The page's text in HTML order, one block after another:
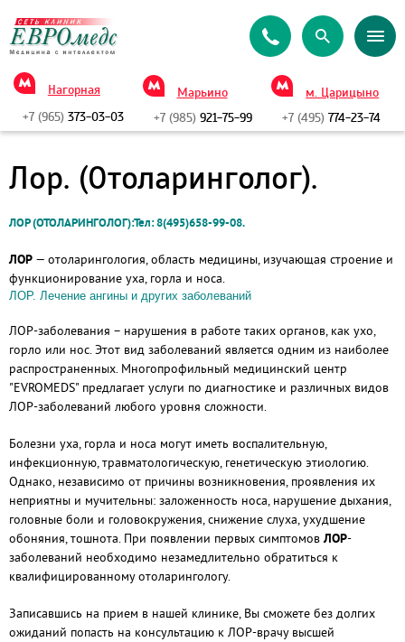
Нагорная
+7 (965) 373-03-03
Марьино
+7 (985)921-75-99
м. Царицыно
+7 (495) 774-23-74
Лор. (Отоларинголог).
ЛОР (ОТОЛАРИНГОЛОГ):Тел: 8(495)658-99-08.
ЛОР — отоларингология, область медицины, изучающая строение и
функционирование уха, горла и носа.
ЛОР. Лечение ангины и других заболеваний
ЛОР-заболевания – нарушения в работе таких органов, как ухо,
горло или нос. Этот вид заболеваний является одним из наиболее
распространенных. Многопрофильный медицинский центр
"EVROMEDS" предлагает услуги по диагностике и различных видов
ЛОР-заболеваний любого уровня сложности.
Болезни уха, горла и носа могут иметь воспалительную,
инфекционную, травматологическую, генетическую этиологию.
Однако, независимо от причины возникновения, проявления их
неприятны и мучительны: заложенность носа, нарушение дыхания,
головные боли и головокружения, снижение слуха, ухудшение
обоняния, тошнота. При появлении первых симптомовЛОР-
заболеваний необходимо незамедлительно обратиться к
квалифицированному отоларингологу.
Записавшись на прием в нашей клинике, Вы сможете без долгих
ожиданий попасть на консультацию к ЛОР-врачу высшей